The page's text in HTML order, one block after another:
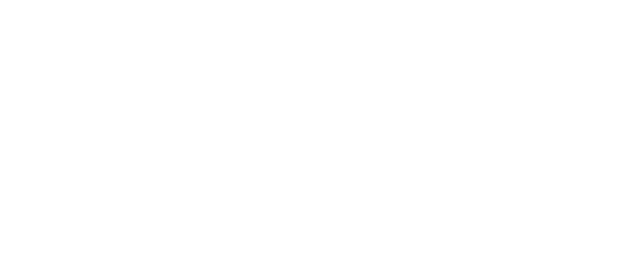
TV/sat., trezor (za poplatek), set na přípravu kávy a čaje, balkon nebo terasa.
vybavení)